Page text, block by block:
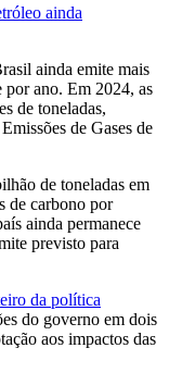
ainda
ainda emite mais
por ano. Em 2024, as
de toneladas,
de Gases de
de toneladas em
de carbono por
ainda permanece
previsto para
da política
do governo em dois
aos impactos das